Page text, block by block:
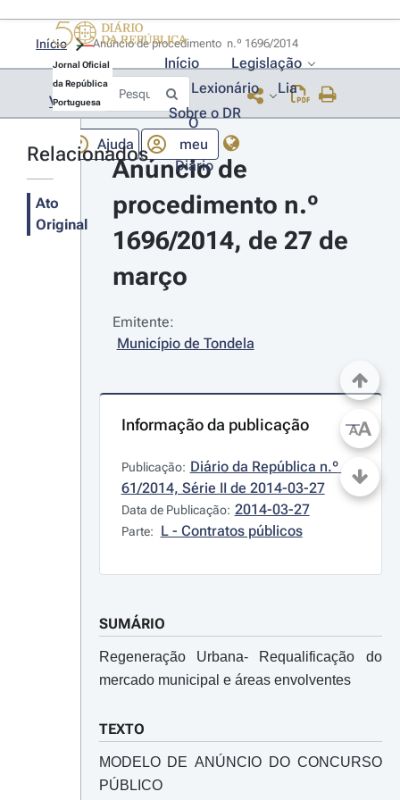
Jornal Oficial
da República
Portuguesa
Início
Legislação
Lexionário
Lia
Sobre o DR
Ajuda
O
meu
Diário
Início
Voltar
Relacionados
Ato
Original
Anúncio de
procedimento n.º
1696/2014, de 27 de
março
Emitente:
Município de Tondela
Informação da publicação
Publicação: Diário da República n.º
61/2014, Série II de 2014-03-27
Data de Publicação: 2014-03-27
Parte: L - Contratos públicos
SUMÁRIO
Regeneração Urbana- Requalificação do
mercado municipal e áreas envolventes
TEXTO
MODELO DE ANÚNCIO DO CONCURSO
PÚBLICO
AA